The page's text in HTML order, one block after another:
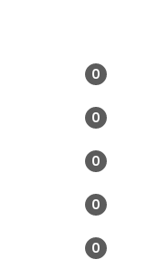
0
0
0
0
0